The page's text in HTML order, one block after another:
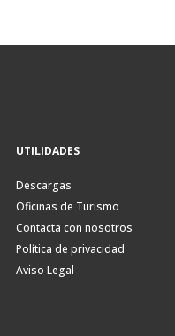
UTILIDADES
Descargas
Oficinas de Turismo
Contacta con nosotros
Política de privacidad
Aviso Legal